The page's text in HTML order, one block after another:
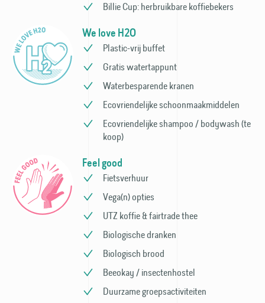
Billie Cup: herbruikbare koffie­bekers
We love H2O
Plastic-vrij buffet
Gratis watertappunt
Waterbesparende kranen
Ecovriendelijke schoonmaak­middelen
Ecovriendelijke shampoo / bodywash (te
koop)
Feel good
Fietsverhuur
Vega(n) opties
UTZ koffie & fairtrade thee
Biologische dranken
Biologisch brood
Beeokay / insectenhostel
Duurzame groeps­activiteiten